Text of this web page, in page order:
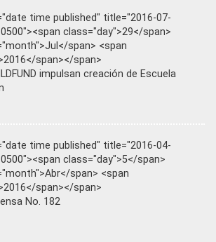
time published" title="2016-07-
class="day">29</span>
span> <span
span></span>
impulsan creación de Escuela
time published" title="2016-04-
class="day">5</span>
span> <span
span></span>
No. 182